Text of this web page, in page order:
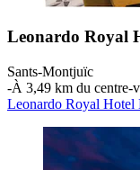
Leonardo Royal
Sants-Montjuïc
‐À 3,49 km du centre-
Leonardo Royal Hotel